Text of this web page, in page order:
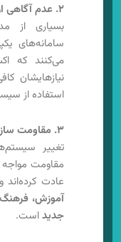
۲. عدم آگاهی از مزایای سامانه یکپارچه
بسیاری از
سامانه‌های
می‌کنند که
نیازهایشان
استفاده از
۳. مقاومت سازمان‌ها در تغییر فرآیندها
تغییر
مقاومت
عادت کرده‌اند
آموزش،
جدیداست.